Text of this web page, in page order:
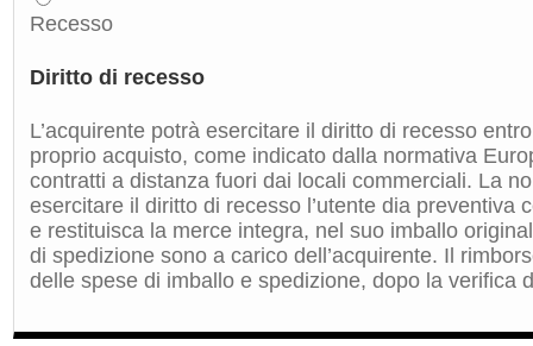
Recesso
Diritto di recesso
L’acquirente potrà esercitare il diritto di recesso
proprio acquisto, come indicato dalla normativa
contratti a distanza fuori dai locali commerciali. La
esercitare il diritto di recesso l’utente dia preventiva
e restituisca la merce integra, nel suo imballo
di spedizione sono a carico dell’acquirente. Il
delle spese di imballo e spedizione, dopo la verifica